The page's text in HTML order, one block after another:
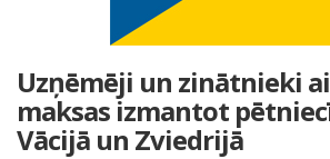
Uzņēmēji un zinātnieki
maksas izmantot
Vācijā un Zviedrijā